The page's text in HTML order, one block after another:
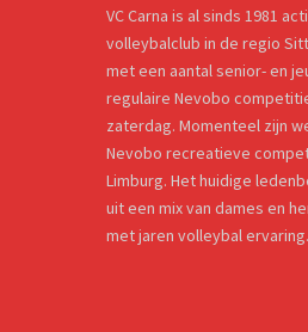
VC Carna is al sinds 1981
volleybalclub in de regio
met een aantal senior- en
regulaire Nevobo
zaterdag. Momenteel zijn
Nevobo recreatieve
Limburg. Het huidige
uit een mix van dames en
met jaren volleybal ervaring.